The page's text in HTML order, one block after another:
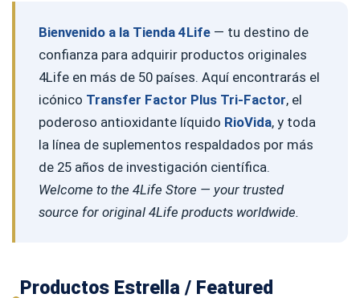
Bienvenido a la Tienda 4Life— tu destino de
confianza para adquirir productos originales
4Life en más de 50 países. Aquí encontrarás el
icónico Transfer Factor Plus Tri-Factor, el
poderoso antioxidante líquido RioVida, y toda
la línea de suplementos respaldados por más
de 25 años de investigación científica.
Welcome to the 4Life Store — your trusted
source for original 4Life products worldwide.
Productos Estrella / Featured